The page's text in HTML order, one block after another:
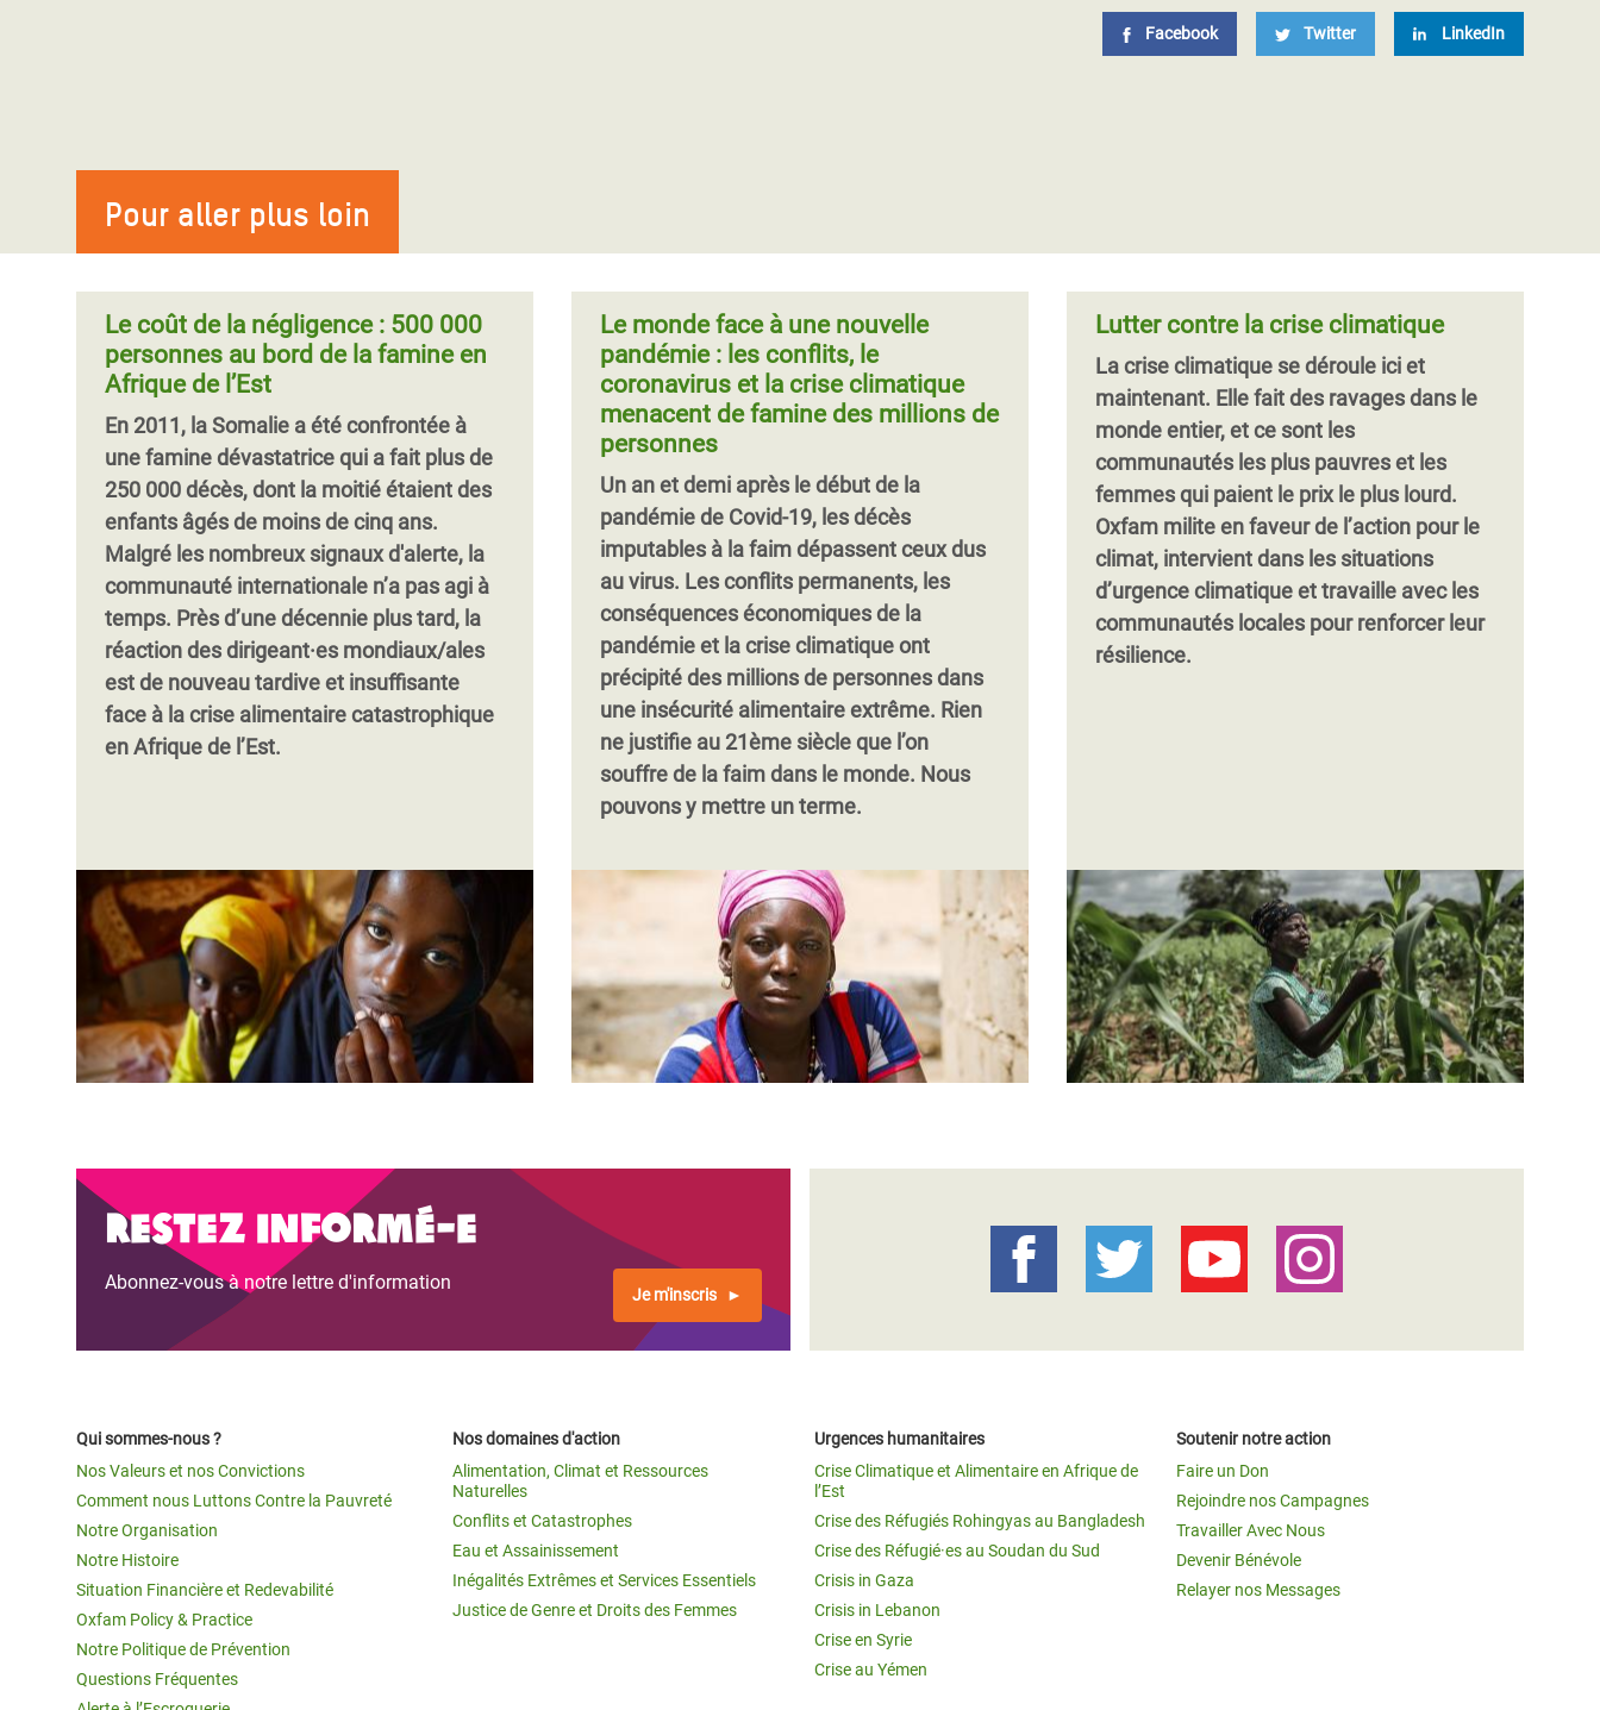
Facebook Twitter LinkedIn
Pour aller plus loin
Le coût de la négligence : 500 000
personnes au bord de la famine en
Afrique de l’Est
En 2011, la Somalie a été confrontée à
une famine dévastatrice qui a fait plus de
250 000 décès, dont la moitié étaient des
enfants âgés de moins de cinq ans.
Malgré les nombreux signaux d'alerte, la
communauté internationale n’a pas agi à
temps. Près d’une décennie plus tard, la
réaction des dirigeant·es mondiaux/ales
est de nouveau tardive et insuffisante
face à la crise alimentaire catastrophique
en Afrique de l’Est.
Le monde face à une nouvelle
pandémie : les conflits, le
coronavirus et la crise climatique
menacent de famine des millions de
personnes
Un an et demi après le début de la
pandémie de Covid-19, les décès
imputables à la faim dépassent ceux dus
au virus. Les conflits permanents, les
conséquences économiques de la
pandémie et la crise climatique ont
précipité des millions de personnes dans
une insécurité alimentaire extrême. Rien
ne justifie au 21ème siècle que l’on
souffre de la faim dans le monde. Nous
pouvons y mettre un terme.
Lutter contre la crise climatique
La crise climatique se déroule ici et
maintenant. Elle fait des ravages dans le
monde entier, et ce sont les
communautés les plus pauvres et les
femmes qui paient le prix le plus lourd.
Oxfam milite en faveur de l’action pour le
climat, intervient dans les situations
d’urgence climatique ettravaille avec les
communautés locales pour renforcer leur
résilience.
Restez informé-e
Abonnez-vous à notre lettre d'information
Je m'inscris
Qui sommes-nous ?
Nos Valeurs et nos Convictions
Comment nous Luttons Contre la Pauvreté
Notre Organisation
Notre Histoire
Situation Financière et Redevabilité
Oxfam Policy & Practice
Notre Politique de Prévention
Questions Fréquentes
Nos domaines d'action
Alimentation, Climat et Ressources
Naturelles
Conflits et Catastrophes
Eau et Assainissement
Inégalités Extrêmes et Services Essentiels
Justice de Genre et Droits des Femmes
Urgences humanitaires
Crise Climatique et Alimentaire en Afrique de
l’Est
Crise des Réfugiés Rohingyas au Bangladesh
Crise des Réfugié·es au Soudan du Sud
Crisis in Gaza
Crisis in Lebanon
Crise en Syrie
Crise au Yémen
Soutenir notre action
Faire un Don
Rejoindre nos Campagnes
Travailler Avec Nous
Devenir Bénévole
Relayer nos Messages